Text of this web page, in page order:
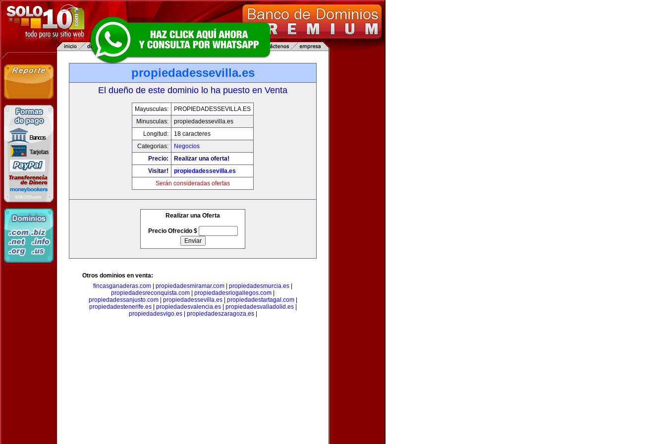
propiedadessevilla.es
El dueño de este dominio lo ha puesto en Venta
Mayusculas:
PROPIEDADESSEVILLA.ES
Minusculas:
propiedadessevilla.es
Longitud:
18 caracteres
Categorias:
Negocios
Precio:
Realizar una oferta!
Visitar!
propiedadessevilla.es
Serán consideradas ofertas
Realizar una Oferta
Precio Ofrecido $
Otros dominios en venta:
fincasganaderas.com
propiedadesmiramar.com propiedadesmurcia.es
propiedadesreconquista.com
propiedadesriogallegos.com
propiedadessanjusto.com| propiedadessevilla.es| propiedadestartagal.com|
propiedadestenerife.es| propiedadesvalencia.es| propiedadesvalladolid.es|
propiedadesvigo.es| propiedadeszaragoza.es|